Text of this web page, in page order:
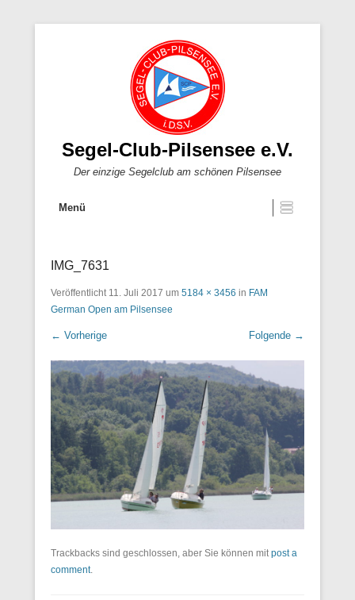
Segel-Club-Pilsensee e.V.
Der einzige Segelclub am schönen Pilsensee
Menü
IMG_7631
Veröffentlicht 11. Juli 2017 um 5184 × 3456 in FAM
German Open am Pilsensee
← Vorherige Folgende →
Trackbacks sind geschlossen, aber Sie können mitpost a
comment.